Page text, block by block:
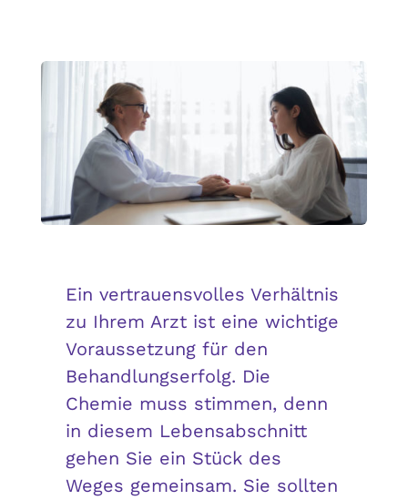
Ein vertrauensvolles Verhältnis
zu Ihrem Arzt ist eine wichtige
Voraussetzung für den
Behandlungserfolg. Die
Chemie muss stimmen, denn
in diesem Lebensabschnitt
gehen Sie ein Stück des
Weges gemeinsam. Sie sollten